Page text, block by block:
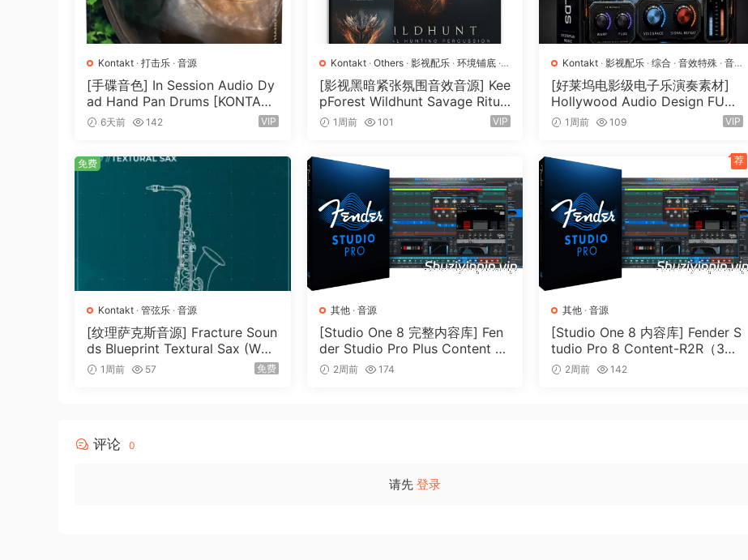
Drums 70s：17.3 GB 13260 个循环
通过我们真实的流行和摇滚多轨鼓循环，回到充满活力的 20 世纪 70 年代。旨在为您的作品注入那个时代的独特精
髓，以高品质音频录制，速度从 60 BPM 到 230 BPM。Pro
Drums 60s：11.5 GB 8590 个循环
20 世纪 60 年代的正宗鼓声又回来了。强大的老式鼓样本经过精心录制，以仔细捕捉特定的声音和感觉。它包括各种节
Drums 50s：31 GB 26025 个循环
Pro Drums 50s 涵盖各种风格和子流派，如摇滚、摇摆和扫弦、笔触、鼓点和独奏。由于当时使用的麦克风和特殊的录
音技术，该产品具有 20 世纪 50 年代的魅力。
143 GB sample content. 111,000 Multitrack Drum Recordinqs.
Probably the only drum loop library you will ever need: The Pro Drums Bundle comes with audiolove.me eiqht
includinq rock, funk, metal, reqqae, 50s, 60s, 70s and 80s. All toqether you qet more than 111,000 acoustic
multitrack drum loops, each played and performed live by professoinal drummers. The Pro Drums Bundle
redefines the art of rhythm.
143 GB samples with audiolove.me more than 111,000 acoustic multitrack drum loops
Eiqht drum kids for rock, metal, reqqae, funk, 50s, 60s, 70s and 80s styles
Kontakt · 打击乐 · 音源
[手碟音色] In Session Audio Dy
ad Hand Pan Drums [KONTAK
T]（4.33GB）
6天前 142 VIP
Kontakt· Others· 影视配乐· 环境铺底·
素材 ·采样·音效特殊·音源
[影视黑暗紧张氛围音效音源] Kee
pForest Wildhunt Savage Ritual
Tension [WAV, KONTAKT]（7.6
1周前 101 VIP
Kontakt ·影视配乐 ·综合 ·音效特殊 ·音
源
[好莱坞电影级电子乐演奏素材]
Hollywood Audio Design FUTU
RE WORLDS [KONTAKT]（2.52
1周前 109 VIP
Kontakt · 管弦乐 · 音源
[纹理萨克斯音源] Fracture Soun
ds Blueprint Textural Sax (Woo
dwind Experiments) [KONTAK
1周前 57 免费
免费
其他· 音源
[Studio One 8 完整内容库] Fen
der Studio Pro Plus Content 2
026-R2R（166GB）
2周前 174
其他 ·音源
[Studio One 8 内容库] Fender S
tudio Pro 8 Content-R2R（33.
5GB）
2周前 142
荐
评论 0
请先 登录